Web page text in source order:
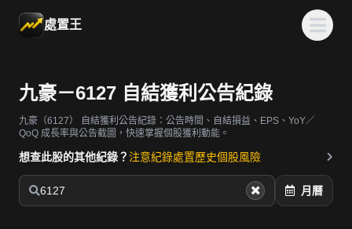
處置王
九豪－6127 自結獲利公告紀錄
九豪（6127）
自結獲利公告紀錄：公告時間、自結損益、EPS、YoY／
QoQ 成長率與公告截圖，快速掌握個股獲利動能。
想查此股的其他紀錄？ 注意紀錄處置歷史個股風險
6127 月曆